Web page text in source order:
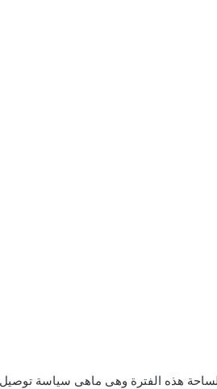
هذه الفترة وهى ماهى سياسة